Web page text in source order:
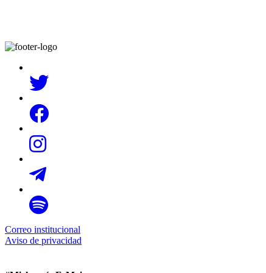
Correo institucional
Aviso de privacidad